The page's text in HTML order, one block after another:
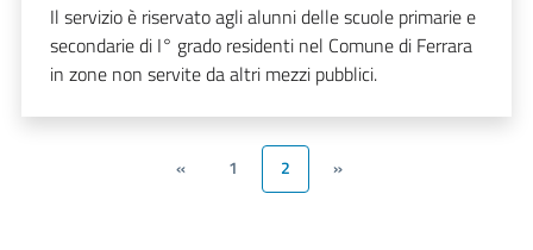
Il servizio è riservato agli alunni delle scuole primarie e
secondarie di I° grado residenti nel Comune di Ferrara
in zone non servite da altri mezzi pubblici.
« 1 2 »